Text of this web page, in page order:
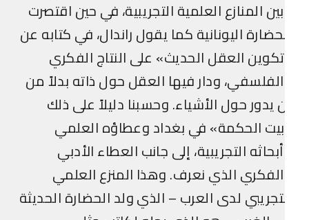
المنازع العلمية التجريبية، في حين اقتصرت
اليونانية كما يقول راندال، في كتابه عن
العقل الحديث» على النتاج الفكري
ودار فيها العقل حول ذاته بدلاً من
يدور حول الأشياء. وحسبنا دليلاً على ذلك
الحكمة» في بغداد وعطاؤه العلمي
التجريبية، إلى جانب العطاء الأدبي
الذي نعرف. وهذا المنزع العلمي
لدى العرب – الذي ولد الحضارة الحديثة